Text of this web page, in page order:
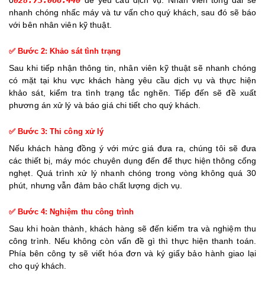
nhanh chóng nhấc máy và tư vấn cho quý khách, sau đó sẽ báo
với bên nhân viên kỹ thuật.
✅ Bước 2: Khảo sát tình trạng
Sau khi tiếp nhận thông tin, nhân viên kỹ thuật sẽ nhanh chóng
có mặt tại khu vực khách hàng yêu cầu dịch vụ và thực hiện
khảo sát, kiểm tra tình trạng tắc nghẽn. Tiếp đến sẽ đề xuất
phương án xử lý và báo giá chi tiết cho quý khách.
✅ Bước 3: Thi công xử lý
Nếu khách hàng đồng ý với mức giá đưa ra, chúng tôi sẽ đưa
các thiết bị, máy móc chuyên dụng đến để thực hiện thông cống
nghẹt. Quá trình xử lý nhanh chóng trong vòng không quá 30
phút, nhưng vẫn đảm bảo chất lượng dịch vụ.
✅ Bước 4: Nghiệm thu công trình
Sau khi hoàn thành, khách hàng sẽ đến kiểm tra và nghiệm thu
công trình. Nếu không còn vấn đề gì thì thực hiện thanh toán.
Phía bên công ty sẽ viết hóa đơn và ký giấy bảo hành giao lại
cho quý khách.